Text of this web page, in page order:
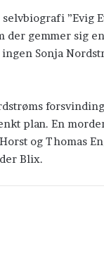
”Evig
der gemmer sig
Sonja
plan. En
og Thomas
Blix.